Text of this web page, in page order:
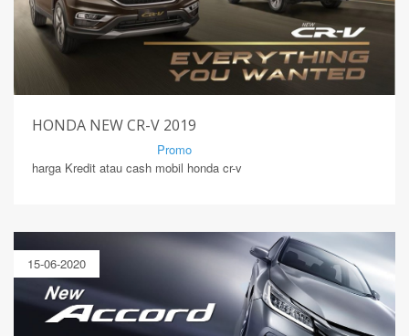
HONDA NEW CR-V 2019
Promo
harga Kredit atau cash mobil honda cr-v
15-06-2020